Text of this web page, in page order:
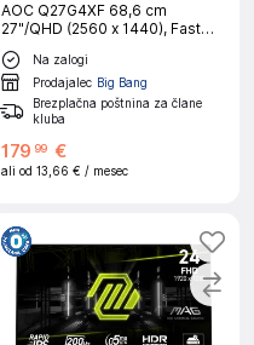
AOC Q27G4XF 68,6 cm
27"/QHD (2560 x 1440), Fast
IPS, 180Hz, 0.5ms (MPRT),
Adaptive Sync, HDR10, 1x HDMI
2.0, 1x DP 1.4 gaming monitor
Na zalogi
Prodajalec Big Bang
Brezplačna poštnina za člane
kluba
179 99 €
ali od 13,66 € / mesec